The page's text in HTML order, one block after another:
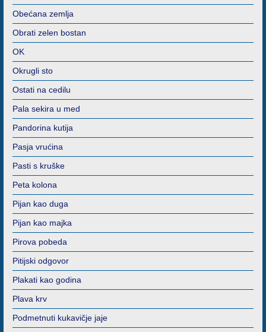
Obećana zemlja
Obrati zelen bostan
OK
Okrugli sto
Ostati na cedilu
Pala sekira u med
Pandorina kutija
Pasja vrućina
Pasti s kruške
Peta kolona
Pijan kao duga
Pijan kao majka
Pirova pobeda
Pitijski odgovor
Plakati kao godina
Plava krv
Podmetnuti kukavičje jaje